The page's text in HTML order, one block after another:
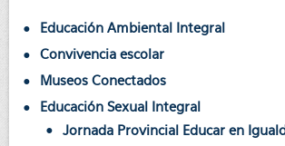
Educación Ambiental Integral
Convivencia escolar
Museos Conectados
Educación Sexual Integral
Jornada Provincial Educar en